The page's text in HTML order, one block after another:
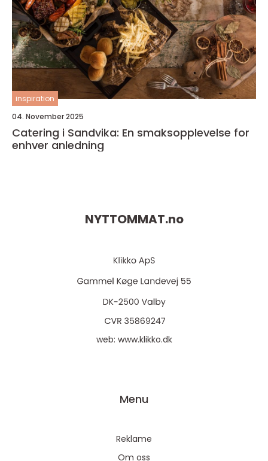
inspiration
04. November 2025
Catering i Sandvika: En smaksopplevelse for
enhver anledning
NYTTOMMAT.no
web: www.klikko.dk
Menu
Reklame
Om oss